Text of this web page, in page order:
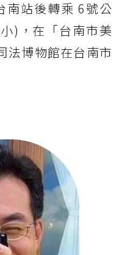
南站後轉乘 6號公
)，在「台南市美
法博物館在台南市